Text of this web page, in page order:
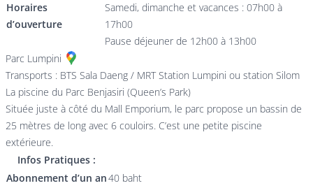
Horaires
d’ouverture
Samedi, dimanche et vacances : 07h00 à
17h00
Pause déjeuner de 12h00 à 13h00
Parc Lumpini
Transports : BTS Sala Daeng / MRT Station Lumpini ou station Silom
La piscine du Parc Benjasiri (Queen’s Park)
Située juste à côté du Mall Emporium, le parc propose un bassin de
25 mètres de long avec 6 couloirs. C’est une petite piscine
extérieure.
Infos Pratiques :
Abonnement d’un an40 baht